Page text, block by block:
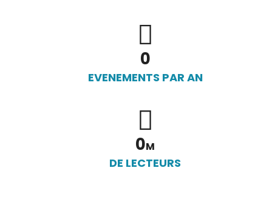
0
EVENEMENTS PAR AN
0M
DE LECTEURS